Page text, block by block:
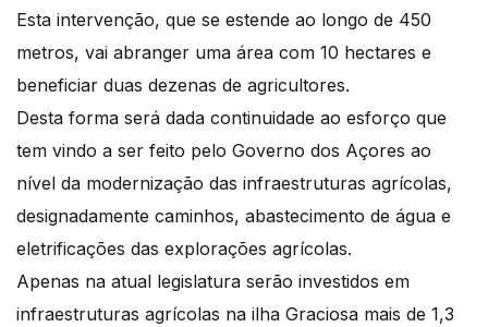
Esta intervenção, que se estende ao longo de 450
metros, vai abranger uma área com 10 hectares e
beneficiar duas dezenas de agricultores.
Desta forma será dada continuidade ao esforço que
tem vindo a ser feito pelo Governo dos Açores ao
nível da modernização das infraestruturas agrícolas,
designadamente caminhos, abastecimento de água e
eletrificações das explorações agrícolas.
Apenas na atual legislatura serão investidos em
infraestruturas agrícolas na ilha Graciosa mais de 1,3